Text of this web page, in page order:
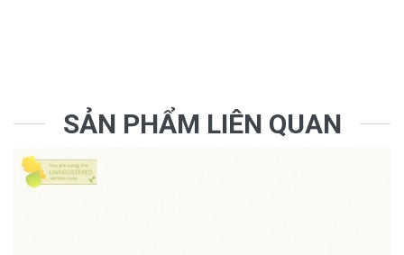
SẢN PHẨM LIÊN QUAN